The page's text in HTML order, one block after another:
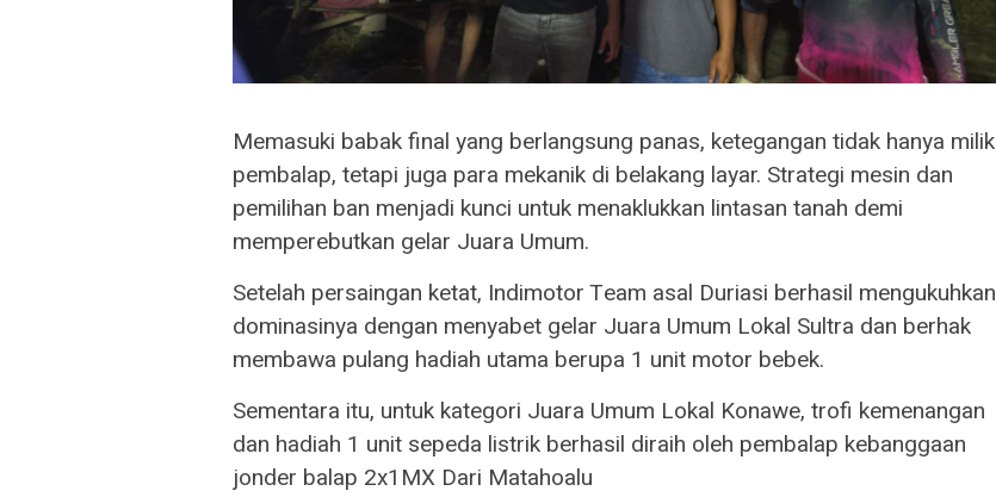
​Memasuki babak final yang berlangsung panas, ketegangan tidak hanya milik
pembalap, tetapi juga para mekanik di belakang layar. Strategi mesin dan
pemilihan ban menjadi kunci untuk menaklukkan lintasan tanah demi
memperebutkan gelar Juara Umum.
​Setelah persaingan ketat, Indimotor Team asal Duriasi berhasil mengukuhkan
dominasinya dengan menyabet gelar Juara Umum Lokal Sultra dan berhak
membawa pulang hadiah utama berupa 1 unit motor bebek.
Sementara itu, untuk kategori Juara Umum Lokal Konawe, trofi kemenangan
dan hadiah 1 unit sepeda listrik berhasil diraih oleh pembalap kebanggaan
jonder balap 2x1MX Dari Matahoalu